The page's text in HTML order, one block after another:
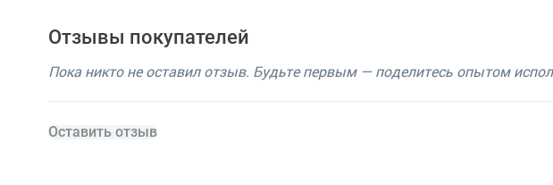
Отзывы покупателей
Пока никто не оставил отзыв. Будьте первым — поделитесь опытом
Оставить отзыв